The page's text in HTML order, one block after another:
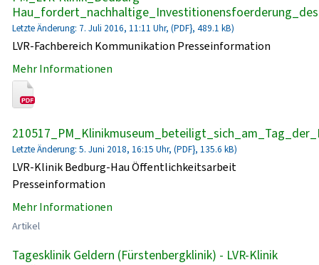
Letzte Änderung: 7. Juli 2016, 11:11 Uhr, (PDF}, 489.1 kB)
LVR-Fachbereich Kommunikation Presseinformation
Mehr Informationen
Letzte Änderung: 5. Juni 2018, 16:15 Uhr, (PDF}, 135.6 kB)
LVR-Klinik Bedburg-Hau Öffentlichkeitsarbeit
Presseinformation
Mehr Informationen
Artikel
Tagesklinik Geldern (Fürstenbergklinik) - LVR-Klinik